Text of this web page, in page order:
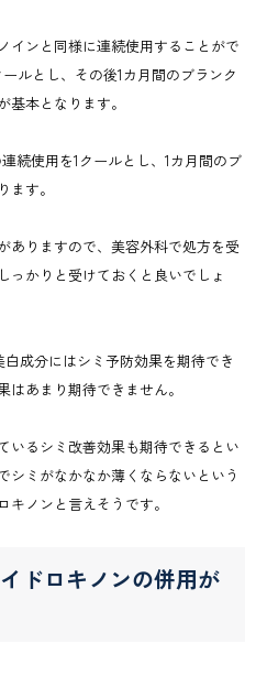
インと同様に連続使用することがで
ルとし、その後1カ月間のブランク
本となります。
続使用を1クールとし、1カ月間のブ
す。
ありますので、美容外科で処方を受
っかりと受けておくと良いでしょ
成分にはシミ予防効果を期待でき
はあまり期待できません。
いるシミ改善効果も期待できるとい
シミがなかなか薄くならないという
ノンと言えそうです。
ドロキノンの併用が